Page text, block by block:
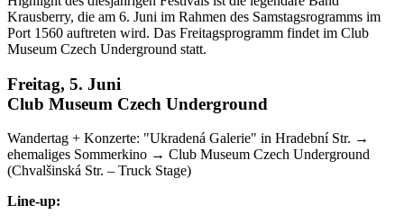
Krausberry, die am 6. Juni im Rahmen des Samstagsrogramms im
Port 1560 auftreten wird. Das Freitagsprogramm findet im Club
Museum Czech Underground statt.
Freitag, 5. Juni
Club Museum Czech Underground
Wandertag + Konzerte: "Ukradená Galerie" in Hradební Str. →
ehemaliges Sommerkino → Club Museum Czech Underground
(Chvalšinská Str. – Truck Stage)
Line-up: